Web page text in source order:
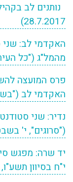
נותנים לב
28.7.2017)
האקדמי לב: שני
מהמל"ג ("כל העיר",
פרס המועצה
האקדמי לב
נדיר: שני
("סרוגים", י' בשבט
יד שרה: מפגש
י"ח בסיוון תשע"ו, 24.6.2016)